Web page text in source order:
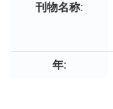
刊物名称:
年: